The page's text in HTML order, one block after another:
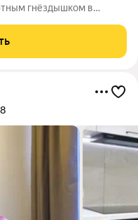
40 квадратных